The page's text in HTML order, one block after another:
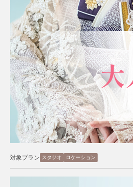
対象プラン スタジオ ロケーション